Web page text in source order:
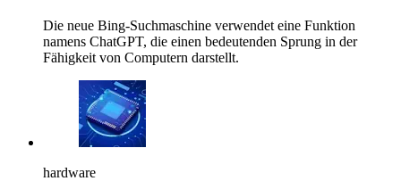
Die neue Bing-Suchmaschine verwendet eine Funktion
namens ChatGPT, die einen bedeutenden Sprung in der
Fähigkeit von Computern darstellt.
hardware